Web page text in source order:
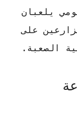
يلعبان
على
الصعبة.